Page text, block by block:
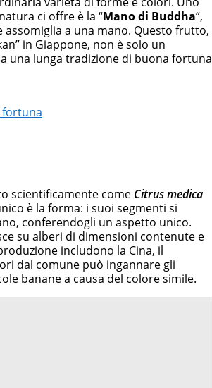
ci offre è la “Mano di Buddha“,
a una mano. Questo frutto,
in Giappone, non è solo un
una lunga tradizione di buona fortuna
fortuna
scientificamente come Citrus medica
è la forma: i suoi segmenti si
conferendogli un aspetto unico.
su alberi di dimensioni contenute e
includono la Cina, il
dal comune può ingannare gli
banane a causa del colore simile.